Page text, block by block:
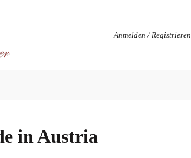
Anmelden / Registrieren
in Austria